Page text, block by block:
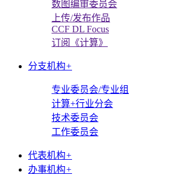
数图编审委员会
上传/发布作品
CCF DL Focus
订阅《计算》
分支机构+
专业委员会/专业组
计算+行业分会
技术委员会
工作委员会
代表机构+
办事机构+